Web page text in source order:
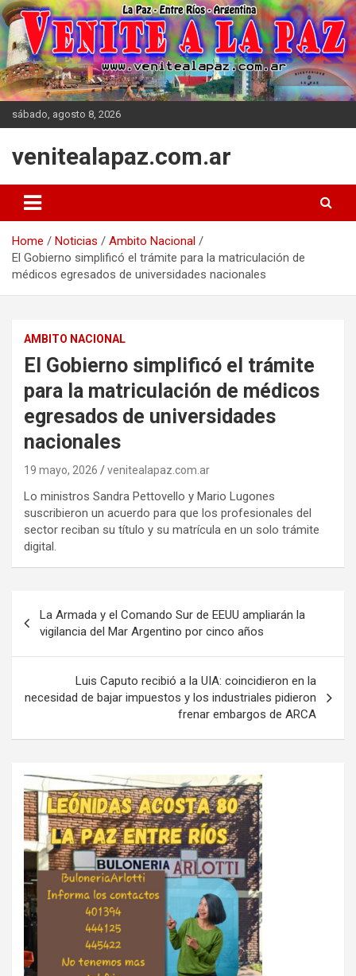
Skip
to
content
sábado, agosto 8, 2026
venitealapaz.com.ar
Home Noticias
Ambito Nacional
El Gobierno simplificó el trámite para la matriculación de
médicos egresados de universidades nacionales
AMBITO NACIONAL
El Gobierno simplificó el trámite
para la matriculación de médicos
egresados de universidades
nacionales
19 mayo, 2026 venitealapaz.com.ar
Lo ministros Sandra Pettovello y Mario Lugones
suscribieron un acuerdo para que los profesionales del
sector reciban su título y su matrícula en un solo trámite
digital.
de
entradas
La Armada y el Comando Sur de EEUU ampliarán la
vigilancia del Mar Argentino por cinco años
Luis Caputo recibió a la UIA: coincidieron en la
necesidad de bajar impuestos y los industriales pidieron
frenar embargos de ARCA